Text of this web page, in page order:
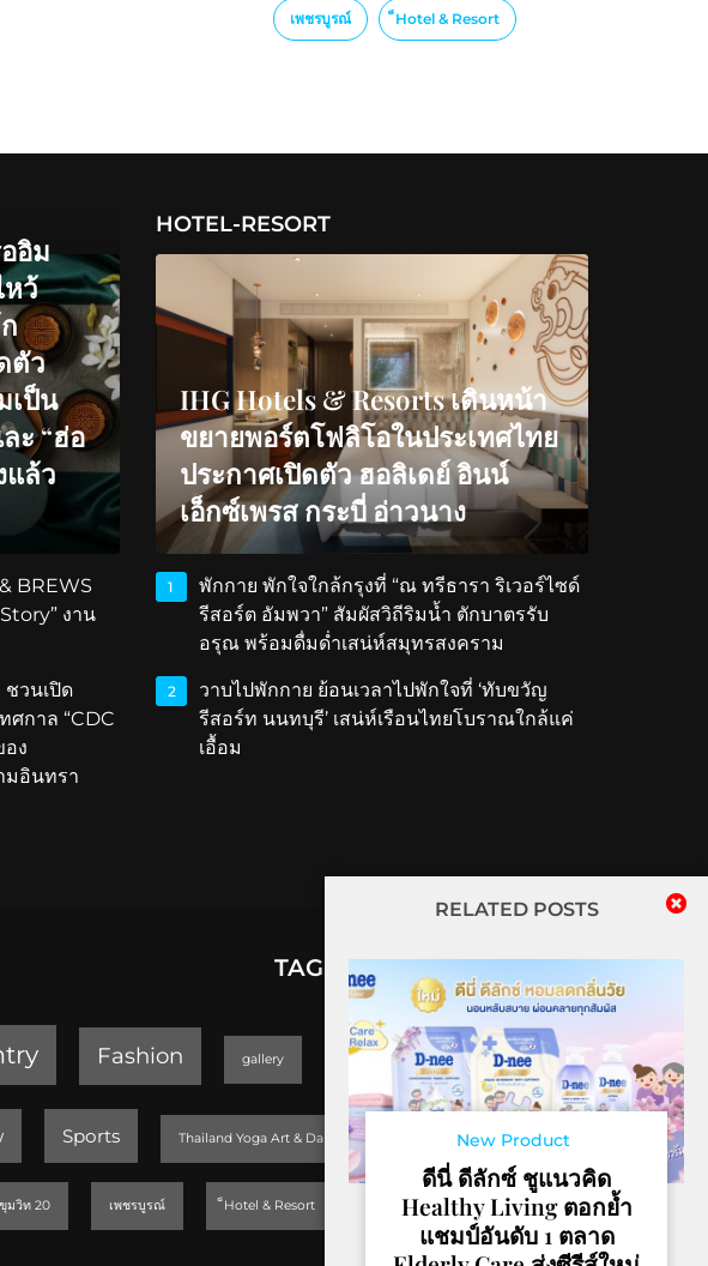
เพชรบูรณ์ ็Hotel & Resort
RELATED POSTS
New Product
ดีนี่ ดีลักซ์ ชูแนวคิด
Healthy Living ตอกย้ำ
แชมป์อันดับ 1 ตลาด
อิม
ว้
ตัว
เป็น
ะ “ฮ่อ
แล้ว
BREWS
งาน
วนเปิด
ศกาล “CDC
ง
มอินทรา
HOTEL-RESORT
IHG Hotels & Resorts เดินหน้า
ขยายพอร์ตโฟลิโอในประเทศไทย
ประกาศเปิดตัว ฮอลิเดย์ อินน์
เอ็กซ์เพรส กระบี่ อ่าวนาง
1
พักกาย พักใจใกล้กรุงที่ “ณ ทรีธารา ริเวอร์ไซด์
รีสอร์ต อัมพวา” สัมผัสวิถีริมน้ำ ตักบาตรรับ
อรุณ พร้อมดื่มด่ำเสน่ห์สมุทรสงคราม
2
วาบไปพักกาย ย้อนเวลาไปพักใจที่ ‘ทับขวัญ
รีสอร์ท นนทบุรี’ เสน่ห์เรือนไทยโบราณใกล้แค่
เอื้อม
TAGS
Fashion gallery GEOPARK lifestyle
Sports Thailand Yoga Art & Dance 2019 Trending
มวิท 20 เพชรบูรณ์ ็Hotel & Resort